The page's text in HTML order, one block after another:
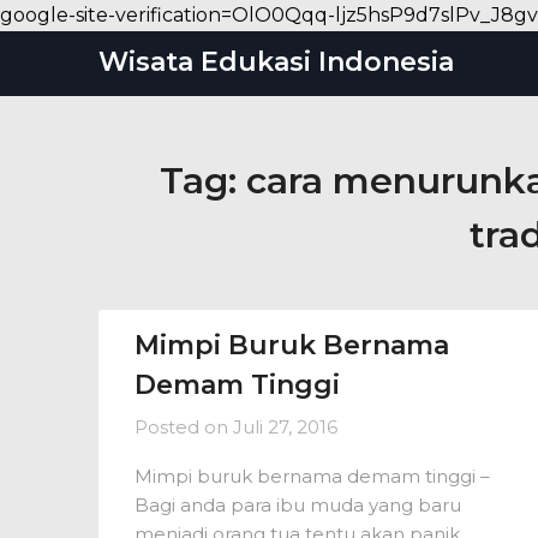
google-site-verification=OlO0Qqq-
Wisata Edukasi Indonesia
Tag: cara
Mimpi Buruk Bernama
Demam Tinggi
Posted on Juli 27, 2016
Mimpi buruk bernama demam tinggi –
Bagi anda para ibu muda yang baru